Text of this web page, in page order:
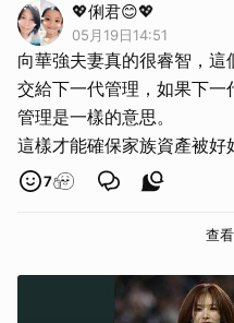
💖俐君😊💖
05月19日14:51
向華強夫妻真的很睿智，
交給下一代管理，如果下
管理是一樣的意思。
這樣才能確保家族資產被好
7
查